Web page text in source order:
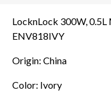
LocknLock 300W, 0.5L
ENV818IVY
Origin: China
Color: Ivory